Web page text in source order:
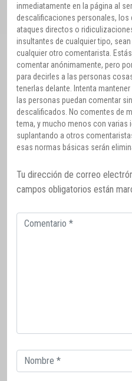
inmediatamente en la página al
descalificaciones personales,
ataques directos o
insultantes de cualquier tipo,
cualquier otro comentarista.
comentar anónimamente, pero
para decirles a las personas
tenerlas delante. Intenta
las personas puedan comentar
descalificados. No comentes de
tema, y mucho menos con varias
suplantando a otros
esas normas básicas serán
Tu dirección de correo
campos obligatorios están
Comentario
Correo
electrónico